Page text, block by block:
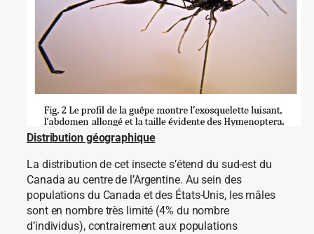
Distribution géographique
La distribution de cet insecte s’étend du sud-est du
Canada au centre de l’Argentine. Au sein des
populations du Canada et des États-Unis, les mâles
sont en nombre très limité (4% du nombre
d’individus), contrairement aux populations